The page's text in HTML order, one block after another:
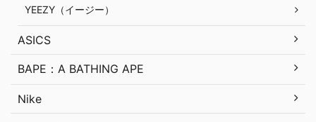
YEEZY（イージー）
ASICS
BAPE：A BATHING APE
Nike